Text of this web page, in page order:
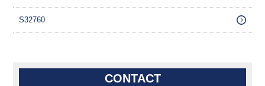
S32760
CONTACT